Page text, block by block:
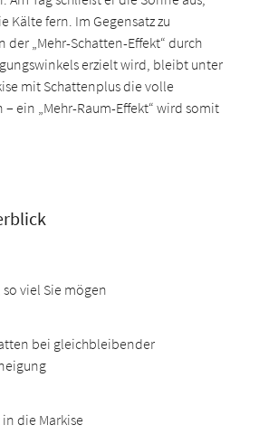
Kälte fern. Im Gegensatz zu
der „Mehr-Schatten-Effekt“ durch
erzielt wird, bleibt unter
mit Schattenplus die volle
ein „Mehr-Raum-Effekt“ wird somit
viel Sie mögen
bei gleichbleibender
die Markise